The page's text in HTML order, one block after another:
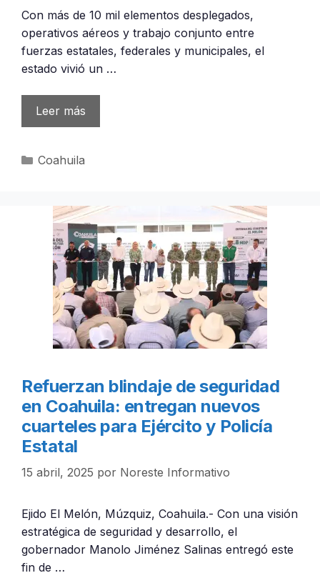
Con más de 10 mil elementos desplegados,
operativos aéreos y trabajo conjunto entre
fuerzas estatales, federales y municipales, el
estado vivió un …
Leer más
Categorías
Coahuila
Refuerzan blindaje de seguridad
en Coahuila: entregan nuevos
cuarteles para Ejército y Policía
Estatal
15 abril, 2025 por Noreste Informativo
Ejido El Melón, Múzquiz, Coahuila.- Con una visión
estratégica de seguridad y desarrollo, el
gobernador Manolo Jiménez Salinas entregó este
fin de …